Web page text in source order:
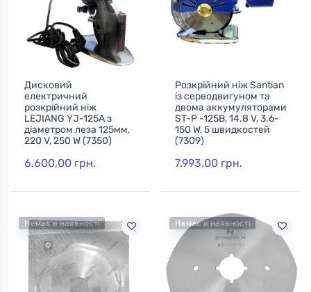
Дисковий
електричний
розкрійний ніж
LEJIANG YJ-125A з
діаметром леза 125мм,
220 V, 250 W (7350)
6.600,00 грн.
Розкрійний ніж Santian
із серводвигуном та
двома аккумуляторами
ST-P -125B, 14.8 V, 3.6-
150 W, 5 швидкостей
(7309)
7.993,00 грн.
Немає в наявності Немає в наявності